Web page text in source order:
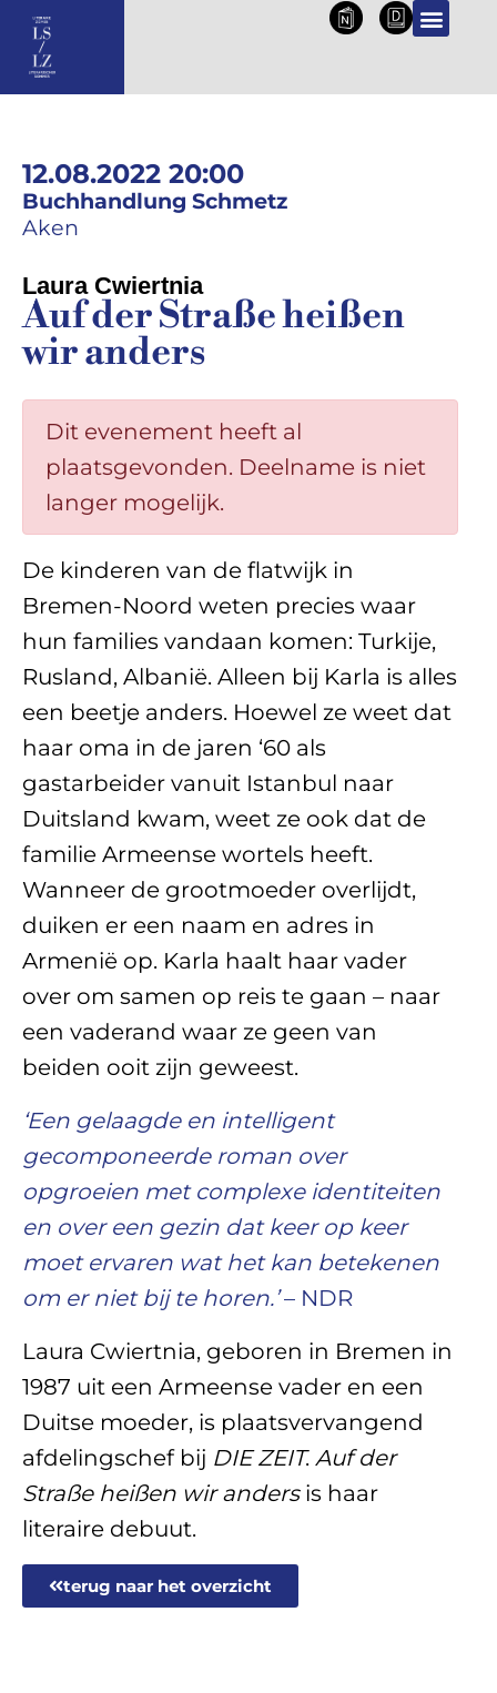
NL DE
12.08.2022 20:00
Buchhandlung Schmetz
Aken
Laura Cwiertnia
Auf der Straße heißen
wir anders
Dit evenement heeft al
plaatsgevonden. Deelname is niet
langer mogelijk.
De kinderen van de flatwijk in
Bremen-Noord weten precies waar
hun families vandaan komen: Turkije,
Rusland, Albanië. Alleen bij Karla is alles
een beetje anders. Hoewel ze weet dat
haar oma in de jaren ‘60 als
gastarbeider vanuit Istanbul naar
Duitsland kwam, weet ze ook dat de
familie Armeense wortels heeft.
Wanneer de grootmoeder overlijdt,
duiken er een naam en adres in
Armenië op. Karla haalt haar vader
over om samen op reis te gaan – naar
een vaderand waar ze geen van
beiden ooit zijn geweest.
‘Een gelaagde en intelligent
gecomponeerde roman over
opgroeien met complexe identiteiten
en over een gezin dat keer op keer
moet ervaren wat het kan betekenen
om er niet bij te horen.’– NDR
Laura Cwiertnia, geboren in Bremen in
1987 uit een Armeense vader en een
Duitse moeder, is plaatsvervangend
afdelingschef bij DIE ZEIT. Auf der
Straße heißen wir andersis haar
literaire debuut.
terug naar het overzicht